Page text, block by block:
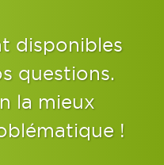
disponibles
questions.
la mieux
!